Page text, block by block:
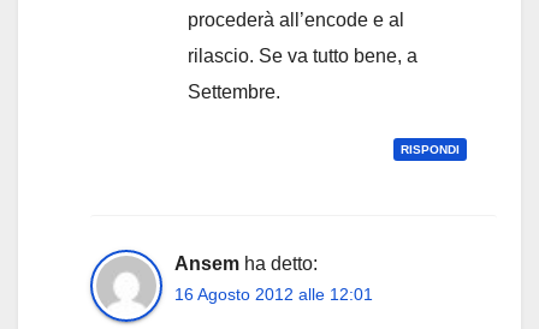
procederà all’encode e al
rilascio. Se va tutto bene, a
Settembre.
RISPONDI
Ansem ha detto:
16 Agosto 2012 alle 12:01